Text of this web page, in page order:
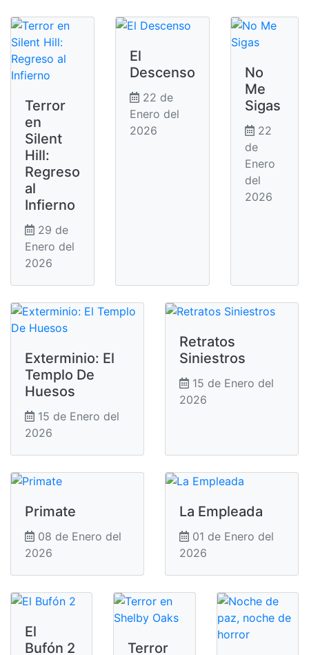
Terror
en
Silent
Hill:
Regreso
al
Infierno
29 de
Enero del
2026
El
Descenso
22 de
Enero del
2026
No
Me
Sigas
22
de
Enero
del
2026
Exterminio: El
Templo De
Huesos
15 de Enero del
2026
Retratos
Siniestros
15 de Enero del
2026
Primate
08 de Enero del
2026
La Empleada
01 de Enero del
2026
El
Bufón 2
Terror